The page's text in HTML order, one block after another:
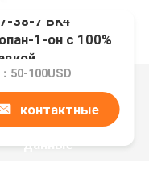
38-7 BK4
1-он с 100%
50-100USD
контактные
данные